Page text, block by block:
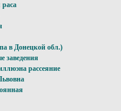
раса
в Донецкой обл.)
заведения
рассеяние